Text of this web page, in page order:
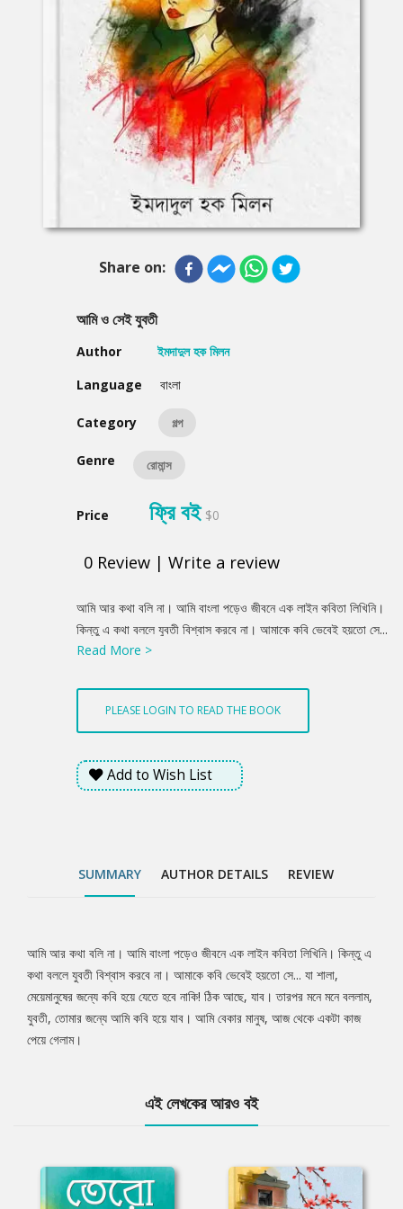
Share on:
আমি ও সেই যুবতী
Author
ইমদাদুল হক মিলন
Language
বাংলা
Category গল্প
Genre রোমান্স
Price ফ্রি বই $0
0 Review | Write a review
Product
Summery
আমি আর কথা বলি না। আমি বাংলা পড়েও জীবনে এক লাইন কবিতা লিখিনি।
কিন্তু এ কথা বললে যুবতী বিশ্বাস করবে না। আমাকে কবি ভেবেই হয়তো সে...
যা শালা, মেয়েমানুষের জন্যে কবি হয়ে যেতে হবে নাকি! ঠিক আছে, যাব। তারপর
আজ থেকে একটা কাজ পেয়ে গেলাম।
Read More >
PLEASE LOGIN TO READ THE BOOK
Add to Wish List
SUMMARY AUTHOR DETAILS REVIEW
Tab
Article
আমি আর কথা বলি না। আমি বাংলা পড়েও জীবনে এক লাইন কবিতা লিখিনি। কিন্তু এ
কথা বললে যুবতী বিশ্বাস করবে না। আমাকে কবি ভেবেই হয়তো সে... যা শালা,
মেয়েমানুষের জন্যে কবি হয়ে যেতে হবে নাকি! ঠিক আছে, যাব। তারপর মনে মনে বললাম,
যুবতী, তোমার জন্যে আমি কবি হয়ে যাব। আমি বেকার মানুষ, আজ থেকে একটা কাজ
পেয়ে গেলাম।
এই লেখকের আরও বই